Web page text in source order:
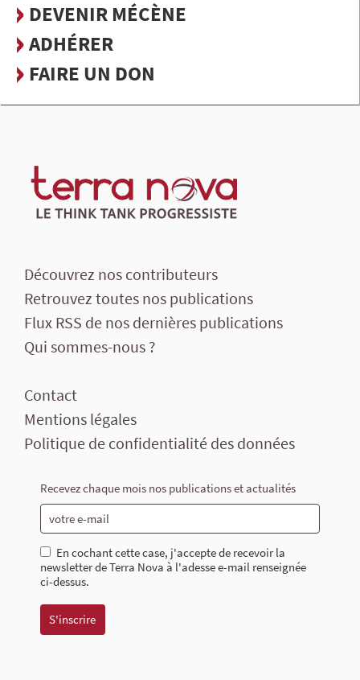
DEVENIR MÉCÈNE
ADHÉRER
FAIRE UN DON
Découvrez nos contributeurs
Retrouvez toutes nos publications
Flux RSS de nos dernières publications
Qui sommes-nous ?
Contact
Mentions légales
Politique de confidentialité des données
Recevez chaque mois nos publications et actualités
En cochant cette case, j'accepte de recevoir la
newsletter de Terra Nova à l'adesse e-mail renseignée
ci-dessus.